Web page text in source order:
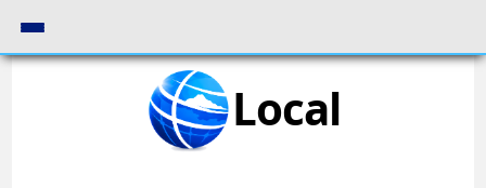
Local